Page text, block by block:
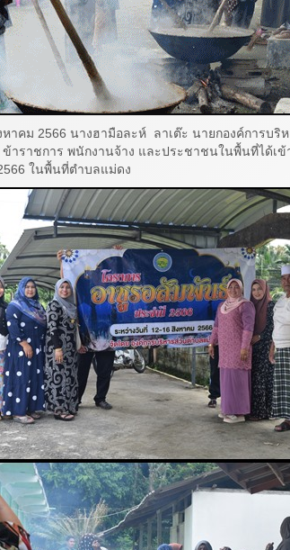
ม 2566 นางฮามือละห์ ลาเต๊ะ นายกองค์การบริห
าราชการ พนักงานจ้าง และประชาชนในพื้นที่ได้เข้
ในพื้นที่ตำบลแม่ดง